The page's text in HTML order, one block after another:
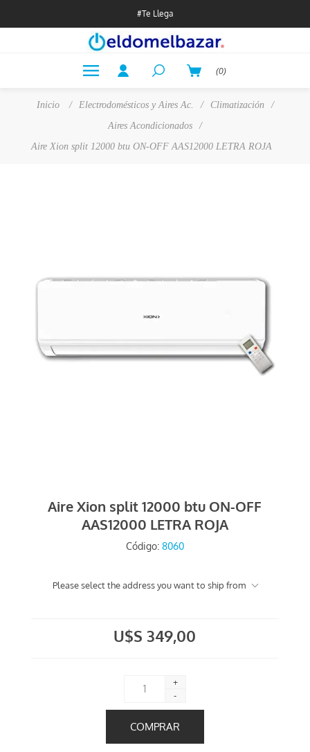
#Te Llega
(0)
Inicio / Electrodomésticos y Aires Ac. / Climatización
/
Aires Acondicionados
/
Aire Xion split 12000 btu ON-OFF AAS12000 LETRA ROJA
Aire Xion split 12000 btu ON-OFF
AAS12000 LETRA ROJA
Código: 8060
Please select the address you want to ship from
U$S 349,00
+
-